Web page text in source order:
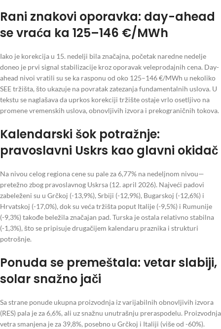
Rani znakovi oporavka: day-ahead
se vraća ka 125–146 €/MWh
Iako je korekcija u 15. nedelji bila značajna, početak naredne nedelje
doneo je prvi signal stabilizacije kroz oporavak veleprodajnih cena. Day-
ahead nivoi vratili su se ka rasponu od oko 125–146 €/MWh u nekoliko
SEE tržišta, što ukazuje na povratak zatezanja fundamentalnih uslova. U
tekstu se naglašava da uprkos korekciji tržište ostaje vrlo osetljivo na
promene vremenskih uslova, obnovljivih izvora i prekograničnih tokova.
Kalendarski šok potražnje:
pravoslavni Uskrs kao glavni okidač
Na nivou celog regiona cene su pale za 6,77% na nedeljnom nivou—
pretežno zbog pravoslavnog Uskrsa (12. april 2026). Najveći padovi
zabeleženi su u Grčkoj (-13,9%), Srbiji (-12,9%), Bugarskoj (-12,6%) i
Hrvatskoj (-17,0%), dok su veća tržišta poput Italije (-9,5%) i Rumunije
(-9,3%) takođe beležila značajan pad. Turska je ostala relativno stabilna
(-1,3%), što se pripisuje drugačijem kalendaru praznika i strukturi
potrošnje.
Ponuda se premeštala: vetar slabiji,
solar snažno jači
Sa strane ponude ukupna proizvodnja iz varijabilnih obnovljivih izvora
(RES) pala je za 6,6%, ali uz snažnu unutrašnju preraspodelu. Proizvodnja
vetra smanjena je za 39,8%, posebno u Grčkoj i Italiji (više od -60%).